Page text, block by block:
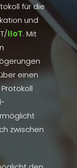
für die
und
IIoT. Mit
einen
zwischen